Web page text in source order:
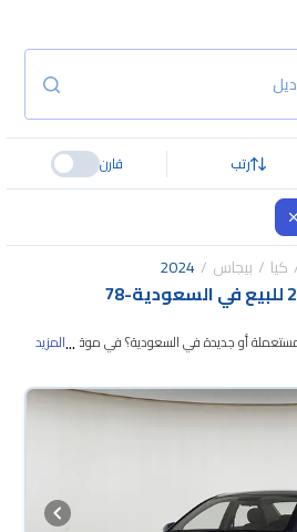
رتب قارن
كيا بيجاس 2024
-
78
على سيارة كيا بيجاس 2024 مستعملة أو جديدة في السعودية؟ في موقع
كيا بيجاس 2024 المستعملة مضمونة ومفحوصة بأكثر من 200 نقطة وتقدر
...المزيد